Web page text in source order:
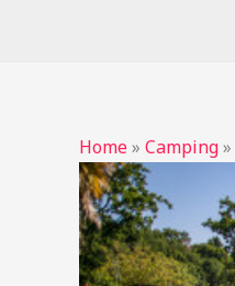
Home» Camping»